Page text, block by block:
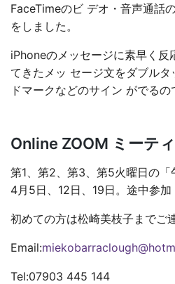
FaceTimeのビ デオ・音声通話
をしました。
iPhoneのメッセージに素早く反
てきたメッ セージ文をダブル
ドマークなどのサイン がでるの
Online ZOOM ミーテ
第1、第2、第3、第5火曜日の「
4月5日、12日、19日。途中参加
初めての方は松崎美枝子までご
Email:
Tel:07903 445 144